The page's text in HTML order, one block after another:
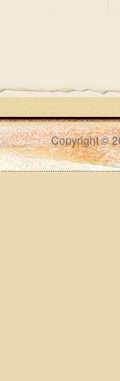
Copyright ©